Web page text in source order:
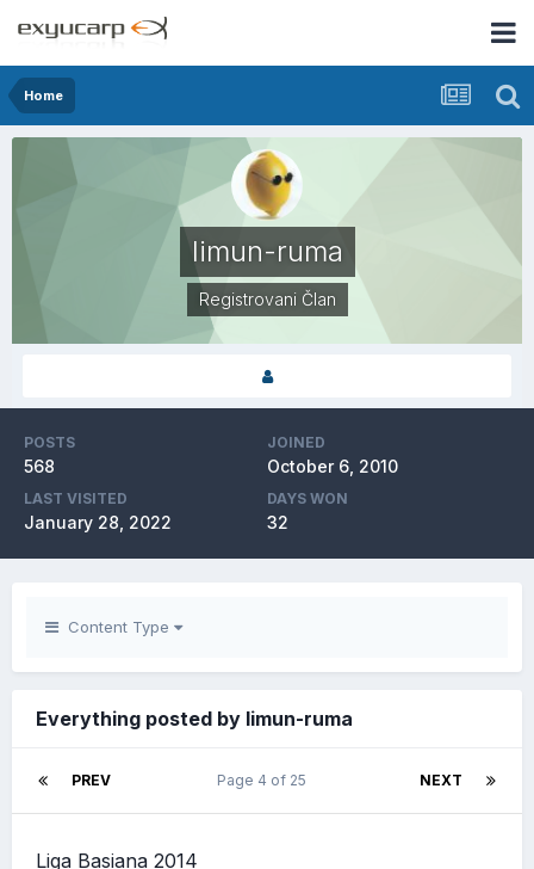
Home
limun-ruma
Registrovani Član
POSTS
568
JOINED
October 6, 2010
LAST VISITED
January 28, 2022
DAYS WON
32
Content Type
Everything posted by limun-ruma
PREV NEXT
Page 4 of 25
Liga Basiana 2014